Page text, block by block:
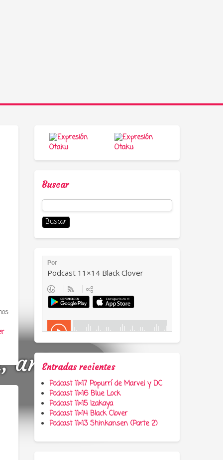
anime y
Buscar
Buscar:
Entradas recientes
Podcast 11×17 Popurrí de Marvel y DC
Podcast 11×16 Blue Lock
Podcast 11×15 Izakaya
Podcast 11×14 Black Clover
Podcast 11×13 Shinkansen (Parte 2)